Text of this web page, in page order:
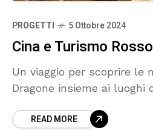
PROGETTI 5 Ottobre 2024
Cina e Turismo Rosso
Un viaggio per scoprire le
Dragone insieme ai luoghi
READ MORE